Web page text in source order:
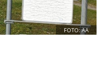
FOTO: AA